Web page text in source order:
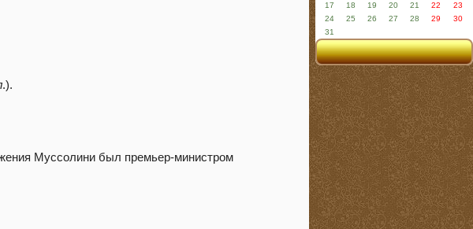
.).
Муссолини был премьер-министром
17
18 19 20 21 22
23
24
25 26 27 28 29
30
31